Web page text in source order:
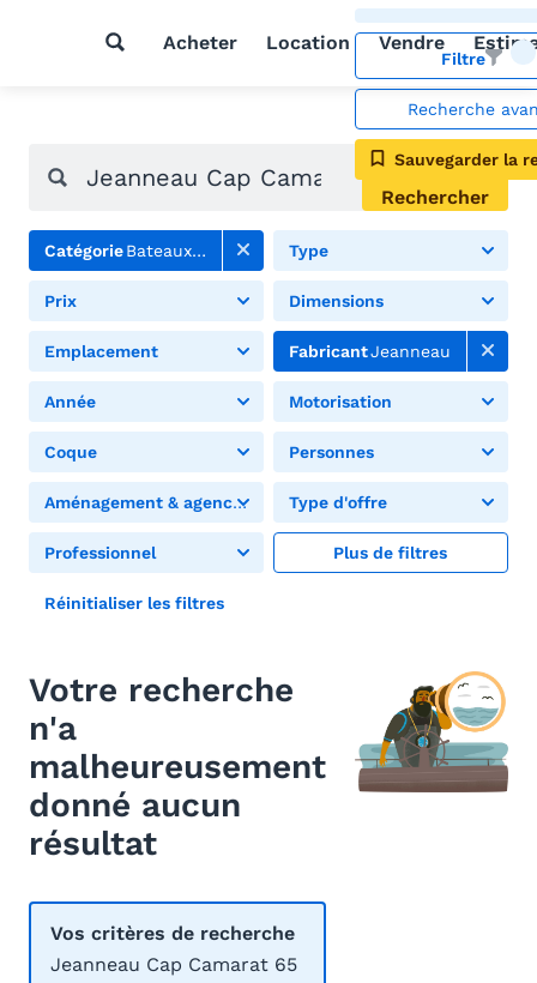
Acheter Location Vendre
Filtre
Recherche
Sauvegarder la
Rechercher
CatégorieBateaux à moteur Type
Prix Dimensions
Emplacement FabricantJeanneau
Année Motorisation
Coque Personnes
Aménagement & agencement Type d'offre
Professionnel Plus de filtres
Réinitialiser les filtres
Votre recherche
n'a
malheureusement
donné aucun
résultat
Vos critères de recherche
Jeanneau Cap Camarat 65